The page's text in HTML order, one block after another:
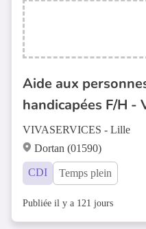
Aide aux
handicapées F/H -
VIVASERVICES - Lille
Dortan (01590)
CDI Temps plein
Publiée il y a 121 jours